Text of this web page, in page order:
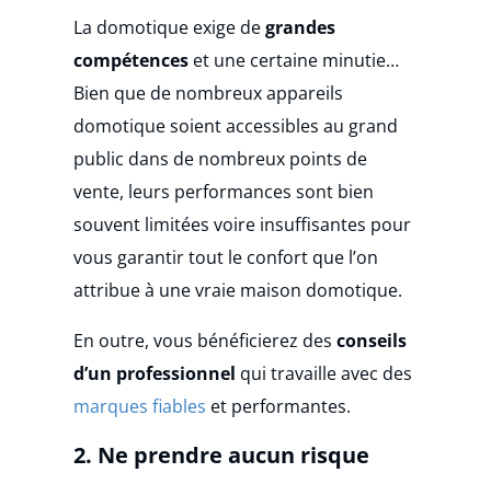
La domotique exige degrandes
compétences et une certaine minutie…
Bien que de nombreux appareils
domotique soient accessibles au grand
public dans de nombreux points de
vente, leurs performances sont bien
souvent limitées voire insuffisantes pour
vous garantir tout le confort que l’on
attribue à une vraie maison domotique.
En outre, vous bénéficierez desconseils
d’un professionnel qui travaille avec des
marques fiables et performantes.
2. Ne prendre aucun risque